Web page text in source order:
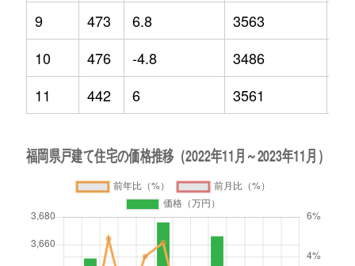
9
473 6.8 3563
10
476 -4.8 3486
11
442 6 3561